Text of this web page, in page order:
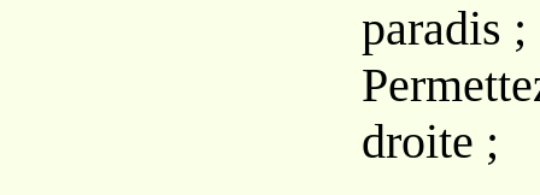
paradis ;
droite ;